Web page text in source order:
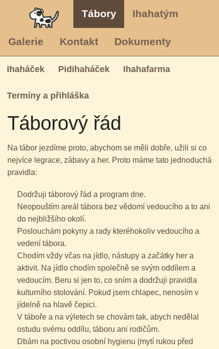
Tábory Ihahatým
Galerie Kontakt Dokumenty
Ihaháček Pidihaháček Ihahafarma
Termíny a přihláška
Táborový řád
Na tábor jezdíme proto, abychom se měli dobře, užili si co
nejvíce legrace, zábavy a her. Proto máme tato jednoduchá
pravidla:
Dodržuji táborový řád a program dne.
Neopouštím areál tábora bez vědomí vedoucího a to ani
do nejbližšího okolí.
Poslouchám pokyny a rady kteréhokoliv vedoucího a
vedení tábora.
Chodím vždy včas na jídlo, nástupy a začátky her a
aktivit. Na jídlo chodím společně se svým oddílem a
vedoucím. Beru si jen to, co sním a dodržuji pravidla
kulturního stolování. Pokud jsem chlapec, nenosím v
jídelně na hlavě čepici.
V táboře a na výletech se chovám tak, abych nedělal
ostudu svému oddílu, táboru ani rodičům.
Dbám na poctivou osobní hygienu (mytí rukou před